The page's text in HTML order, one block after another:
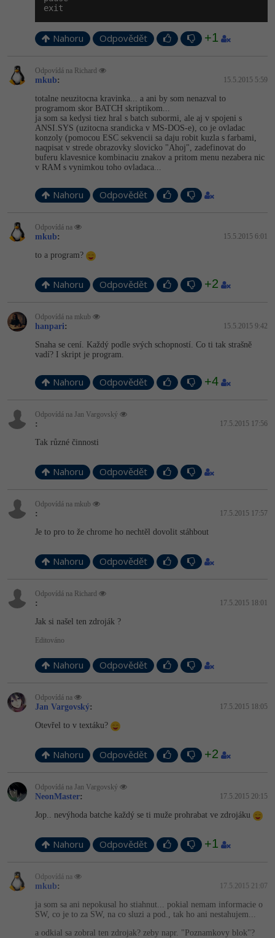
exit
Nahoru Odpovědět +1
Odpovídá na Richard
mkub: 15.5.2015 5:59
totalne neuzitocna kravinka... a ani by som nenazval to
programom skor BATCH skriptikom...
ja som sa kedysi tiez hral s batch subormi, ale aj v spojeni s
ANSI.SYS (uzitocna srandicka v MS-DOS-e), co je ovladac
konzoly (pomocou ESC sekvencii sa daju robit kuzla s farbami,
naqpisat v strede obrazovky slovicko "Ahoj", zadefinovat do
buferu klavesnice kombinaciu znakov a pritom menu nezabera nic
v RAM s vynimkou toho ovladaca...
Nahoru Odpovědět
Odpovídá na
mkub: 15.5.2015 6:01
to a program?
Nahoru Odpovědět +2
Odpovídá na mkub
hanpari: 15.5.2015 9:42
Snaha se cení. Každý podle svých schopností. Co ti tak strašně
vadí? I skript je program.
Nahoru Odpovědět +4
Odpovídá na Jan Vargovský
: 17.5.2015 17:56
Tak různé činnosti
Nahoru Odpovědět
Odpovídá na mkub
: 17.5.2015 17:57
Je to pro to že chrome ho nechtěl dovolit stáhbout
Nahoru Odpovědět
Odpovídá na Richard
: 17.5.2015 18:01
Jak si našel ten zdroják ?
Editováno
Nahoru Odpovědět
Odpovídá na
Jan Vargovský: 17.5.2015 18:05
Otevřel to v textáku?
Nahoru Odpovědět +2
Odpovídá na Jan Vargovský
NeonMaster: 17.5.2015 20:15
Jop.. nevýhoda batche každý se ti muže prohrabat ve zdrojáku
Nahoru Odpovědět +1
Odpovídá na
mkub: 17.5.2015 21:07
ja som sa ani nepokusal ho stiahnut... pokial nemam informacie o
SW, co je to za SW, na co sluzi a pod., tak ho ani nestahujem...
a odkial sa zobral ten zdrojak? zeby napr. "Poznamkovy blok"?